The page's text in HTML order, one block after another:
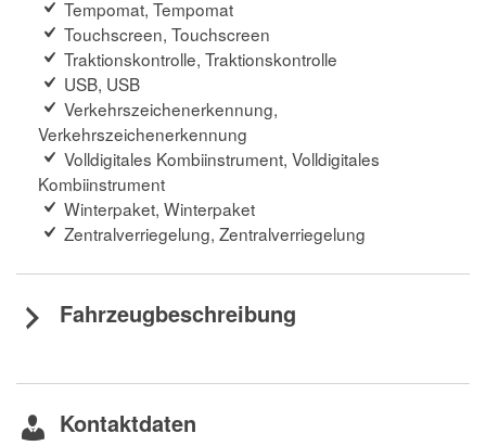
Tempomat, Tempomat
Touchscreen, Touchscreen
Traktionskontrolle, Traktionskontrolle
USB, USB
Verkehrszeichenerkennung,
Verkehrszeichenerkennung
Volldigitales Kombiinstrument, Volldigitales
Kombiinstrument
Winterpaket, Winterpaket
Zentralverriegelung, Zentralverriegelung
Fahrzeugbeschreibung
Kontaktdaten